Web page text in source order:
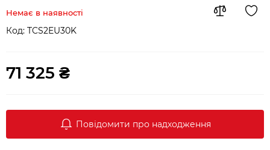
Немає в наявності
Код: TCS2EU30K
71 325 ₴
Повідомити про надходження